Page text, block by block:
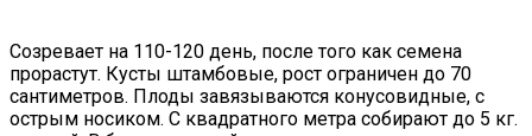
Созревает на 110-120 день, после того как семена
прорастут. Кусты штамбовые, рост ограничен до 70
сантиметров. Плоды завязываются конусовидные, с
острым носиком. С квадратного метра собирают до 5 кг.